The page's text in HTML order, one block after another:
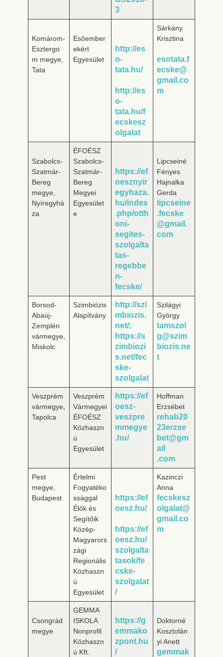
3
Komárom-
Esztergo
m megye,
Tata
Esőember
ekért
Egyesület
http://es
o-
tata.hu/
http://es
o-
tata.hu/f
ecskesz
olgalat
Sárkány
Krisztina
esotata.f
ecske@
gmail.co
m
Szabolcs-
Szatmár-
Bereg
megye,
Nyíregyhá
za
ÉFOÉSZ
Szabolcs-
Szatmár-
Bereg
Megyei
Egyesület
e
https://ef
oesznyir
egyhaza.
hu/index
.php/otth
oni-
segites-
szolgalta
tas-
regebbe
n-
fecske/
Lipcseiné
Fényes
Hajnalka
Gerda
lipcseine
.fecske
@gmail.
com
Borsod-
Abaúj-
Zemplén
vármegye,
Miskolc
Szimbiózis
Alapítvány
http://szi
mbiozis.
net/;
https://s
zimbiozi
s.net/fec
ske-
szolgalat
Szilágyi
György
tamszol
g@szim
biozis.ne
t
Veszprém
vármegye,
Tapolca
Veszprém
Vármegyei
ÉFOÉSZ
Közhaszn
ú
Egyesület
https://ef
oesz-
veszpre
mmegye
.hu/
Hoffman
Erzsébet
rehab20
23erzse
bet@gm
ail
.com
Pest
megye,
Budapest
Értelmi
Fogyatéko
ssággal
Élők és
Segítőik
Közép-
Magyarors
zági
Regionális
Közhaszn
ú
Egyesület
https://ef
oesz.hu/
https://ef
oesz.hu/
szolgalta
tasok/fe
cske-
szolgalat
/
Kazinczi
Anna
fecskesz
olgalat@
gmail.co
m
Csongrád
megye
GEMMA
ISKOLA
Nonprofil
Közhaszn
ú Kft.
https://g
emmako
zpont.hu
/
Doktorné
Kosztolán
yi Anett
gemmak